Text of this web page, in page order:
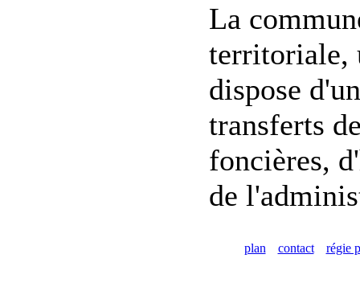
La
territoriale,
dispose
transferts
foncières,
de
plan contact régie